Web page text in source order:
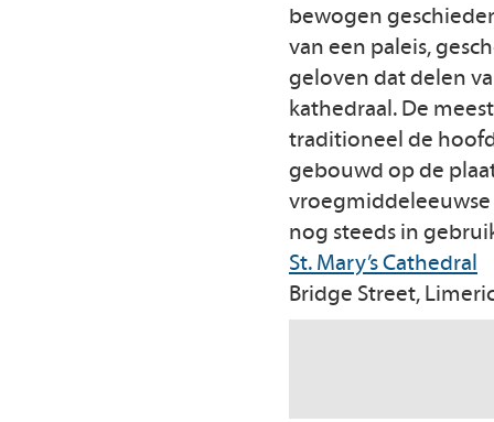
bewogen
van een paleis,
geloven dat delen
kathedraal. De
traditioneel de
gebouwd op de
nog steeds in
St. Mary’s Cathedral
Bridge Street,